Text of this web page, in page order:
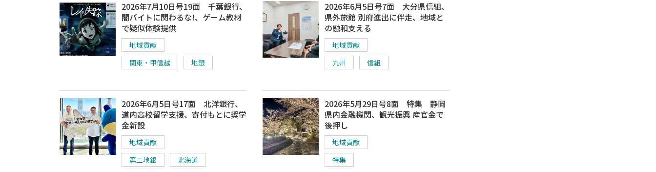
2026年7月10日号19面 千葉銀行、
闇バイトに関わるな!、ゲーム教材
で疑似体験提供
地域貢献
関東・甲信越
地銀
2026年6月5日号7面 大分県信組、
県外旅館 別府進出に伴走、地域と
の融和支える
地域貢献
九州
信組
2026年6月5日号17面 北洋銀行、
道内高校留学支援、寄付もとに奨学
金新設
地域貢献
第二地銀
北海道
2026年5月29日号8面 特集 静岡
県内金融機関、観光振興 産官金で
後押し
地域貢献
特集